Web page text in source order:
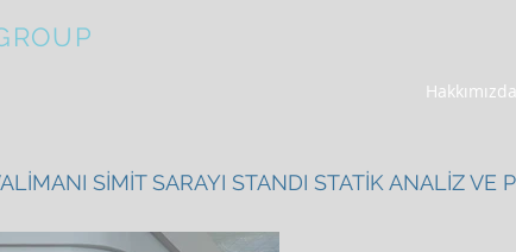
Hakkımızda
SİMİT SARAYI STANDI STATİK ANALİZ VE